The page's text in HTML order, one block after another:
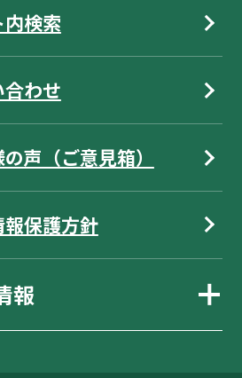
検索
わせ
声（ご意見箱）
保護方針
報